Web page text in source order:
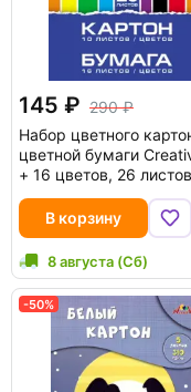
145
290
Набор цветного
цветной бумаги
+ 16 цветов, 26 листов
В корзину
8 августа (Сб)
-50%